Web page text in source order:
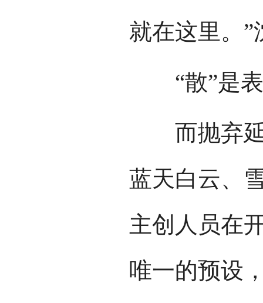
就在这里。”
“散”是表
而抛弃延
蓝天白云、
主创人员在
唯一的预设